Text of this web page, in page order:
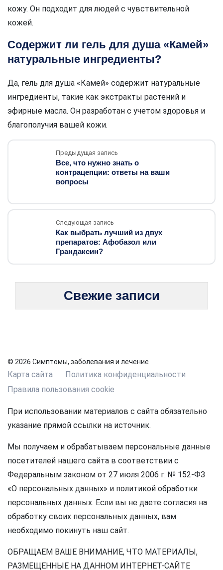
кожу. Он подходит для людей с чувствительной
кожей.
Содержит ли гель для душа «Камей»
натуральные ингредиенты?
Да, гель для душа «Камей» содержит натуральные
ингредиенты, такие как экстракты растений и
эфирные масла. Он разработан с учетом здоровья и
благополучия вашей кожи.
Предыдущая запись
Все, что нужно знать о
контрацепции: ответы на ваши
вопросы
Следующая запись
Как выбрать лучший из двух
препаратов: Афобазол или
Грандаксин?
Свежие записи
© 2026 Симптомы, заболевания и лечение
Карта сайта
Политика конфиденциальности
Правила пользования cookie
При использовании материалов с сайта обязательно
указание прямой ссылки на источник.
Мы получаем и обрабатываем персональные данные
посетителей нашего сайта в соответствии с
Федеральным законом от 27 июля 2006 г. № 152-ФЗ
«О персональных данных» и политикой обработки
персональных данных. Если вы не даете согласия на
обработку своих персональных данных, вам
необходимо покинуть наш сайт.
ОБРАЩАЕМ ВАШЕ ВНИМАНИЕ, ЧТО МАТЕРИАЛЫ,
РАЗМЕЩЕННЫЕ НА ДАННОМ ИНТЕРНЕТ-САЙТЕ